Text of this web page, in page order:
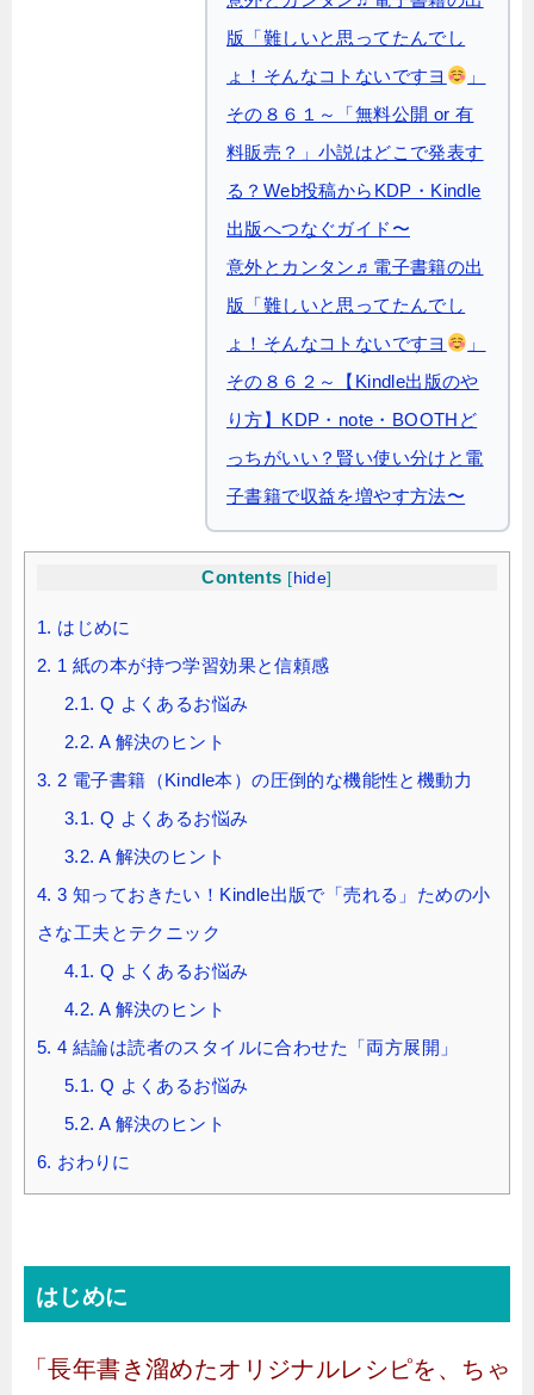
版「難しいと思ってたんでし
ょ！そんなコトないですヨ
」
その８６１～「無料公開 or 有
料販売？」小説はどこで発表す
る？Web投稿からKDP・Kindle
出版へつなぐガイド〜
意外とカンタン♬電子書籍の出
版「難しいと思ってたんでし
ょ！そんなコトないですヨ
」
その８６２～【Kindle出版のや
り方】KDP・note・BOOTHど
っちがいい？賢い使い分けと電
子書籍で収益を増やす方法〜
Contents [ hide]
1. はじめに
2. 1 紙の本が持つ学習効果と信頼感
2.1. Q よくあるお悩み
2.2. A 解決のヒント
3. 2 電子書籍（Kindle本）の圧倒的な機能性と機動力
3.1. Q よくあるお悩み
3.2. A 解決のヒント
4. 3 知っておきたい！Kindle出版で「売れる」ための小
さな工夫とテクニック
4.1. Q よくあるお悩み
4.2. A 解決のヒント
5. 4 結論は読者のスタイルに合わせた「両方展開」
5.1. Q よくあるお悩み
5.2. A 解決のヒント
6. おわりに
はじめに
「長年書き溜めたオリジナルレシピを、ちゃ